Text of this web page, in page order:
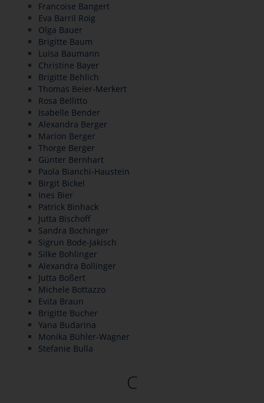
Francoise Bangert
Eva Barril Roig
Olga Bauer
Brigitte Baum
Luisa Baumann
Christine Bayer
Brigitte Behlich
Thomas Beier-Merkert
Rosa Bellitto
Isabelle Bender
Alexandra Berger
Marion Berger
Thorge Berger
Günter Bernhart
Paola Bianchi-Haustein
Birgit Bickel
Ines Bier
Patrick Binhack
Jutta Bischoff
Sandra Bochinger
Sigrun Bode-Jakisch
Silke Bohlinger
Alexandra Bollinger
Jutta Boßert
Michele Bottazzo
Evita Braun
Brigitte Bucher
Yana Budarina
Monika Bühler-Wagner
Stefanie Bulla
C